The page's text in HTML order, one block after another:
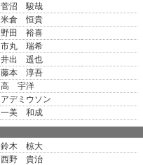
菅沼 駿哉
米倉 恒貴
野田 裕喜
市丸 瑞希
井出 遥也
藤本 淳吾
高 宇洋
アデミウソン
一美 和成
鈴木 椋大
西野 貴治